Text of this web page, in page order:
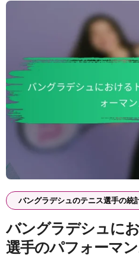
バングラデシュのテニス選手の統
バングラデシュに
選手のパフォーマ